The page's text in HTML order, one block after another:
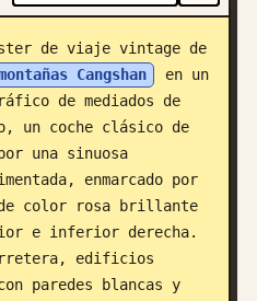
Cangshan
en un
de mediados de
un coche clásico de
una sinuosa
enmarcado por
color rosa brillante
e inferior derecha.
edificios
paredes blancas y